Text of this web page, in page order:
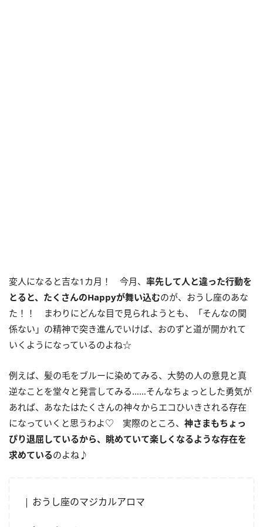
変人になると吉な1カ月！ 今月、 率先して人と違った行動を
とると、たくさんのHappyが舞い込むのが、おうし座のあな
た！！ まわりにどんな目で見られようとも、「そんなの関
係ない」の精神で突き進んでいけば、おのずと道が開かれて
いくようになっているのよね☆
例えば、髪の毛をブルーに染めてみる、大勢の人の意見と真
逆なことを堂々と発言してみる……そんなちょっとした勇気が
あれば、あなたはたくさんの神々からエコひいきされる存在
になっていくと思うわよ♡ 実際のところ、 神さまもちょっ
ぴり退屈しているから、眺めていて楽しくなるような存在を
求めているのよね♪
おうし座のマジカルアロマ